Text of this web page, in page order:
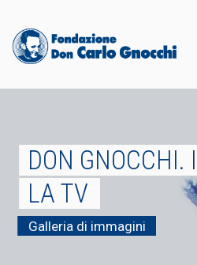
DON GNOCCHI.
LA TV
Galleria di immagini